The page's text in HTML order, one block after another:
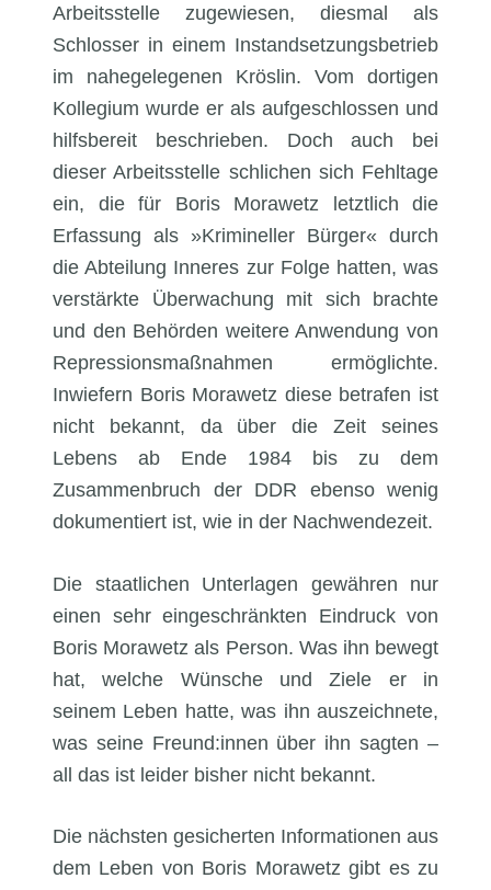
Arbeitsstelle zugewiesen, diesmal als
Schlosser in einem Instandsetzungsbetrieb
im nahegelegenen Kröslin. Vom dortigen
Kollegium wurde er als aufgeschlossen und
hilfsbereit beschrieben. Doch auch bei
dieser Arbeitsstelle schlichen sich Fehltage
ein, die für Boris Morawetz letztlich die
Erfassung als »Krimineller Bürger« durch
die Abteilung Inneres zur Folge hatten, was
verstärkte Überwachung mit sich brachte
und den Behörden weitere Anwendung von
Repressionsmaßnahmen ermöglichte.
Inwiefern Boris Morawetz diese betrafen ist
nicht bekannt, da über die Zeit seines
Lebens ab Ende 1984 bis zu dem
Zusammenbruch der DDR ebenso wenig
dokumentiert ist, wie in der Nachwendezeit.
Die staatlichen Unterlagen gewähren nur
einen sehr eingeschränkten Eindruck von
Boris Morawetz als Person. Was ihn bewegt
hat, welche Wünsche und Ziele er in
seinem Leben hatte, was ihn auszeichnete,
was seine Freund:innen über ihn sagten –
all das ist leider bisher nicht bekannt.
Die nächsten gesicherten Informationen aus
dem Leben von Boris Morawetz gibt es zu